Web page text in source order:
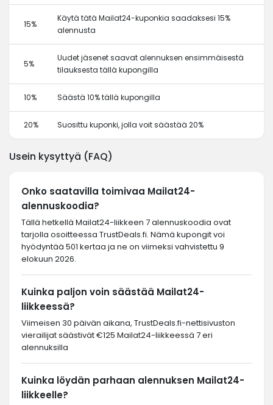
15%
Käytä tätä Mailat24-kuponkia saadaksesi 15%
alennusta
5%
Uudet jäsenet saavat alennuksen ensimmäisestä
tilauksesta tällä kupongilla
10% Säästä 10% tällä kupongilla
20% Suosittu kuponki, jolla voit säästää 20%
Usein kysyttyä (FAQ)
Onko saatavilla toimivaa Mailat24-
alennuskoodia?
Tällä hetkellä Mailat24-liikkeen 7 alennuskoodia ovat
tarjolla osoitteessa TrustDeals.fi. Nämä kupongit voi
hyödyntää 501 kertaa ja ne on viimeksi vahvistettu 9
elokuun 2026.
Kuinka paljon voin säästää Mailat24-
liikkeessä?
Viimeisen 30 päivän aikana, TrustDeals.fi-nettisivuston
vierailijat säästivät €125 Mailat24-liikkeessä 7 eri
alennuksilla
Kuinka löydän parhaan alennuksen Mailat24-
liikkeelle?